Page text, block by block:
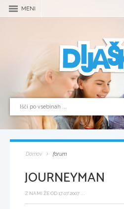
MENI
Domov forum
JOURNEYMAN
Z NAMI ŽE OD 17.07.2007 ...